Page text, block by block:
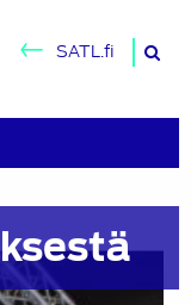
SATL.fi